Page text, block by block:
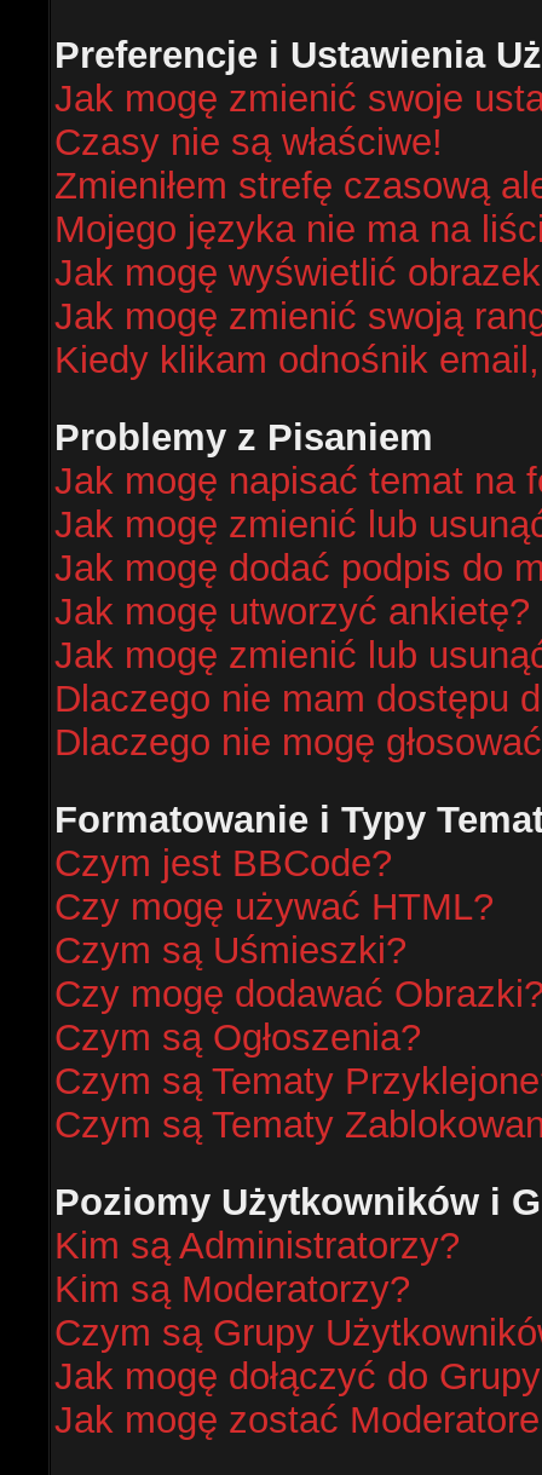
Preferencje i Ustawienia
Jak mogę zmienić swoje
Czasy nie są właściwe!
Zmieniłem strefę czasową
Mojego języka nie ma na
Jak mogę wyświetlić
Jak mogę zmienić swoją
Kiedy klikam odnośnik
Problemy z Pisaniem
Jak mogę napisać temat na
Jak mogę zmienić lub
Jak mogę dodać podpis do
Jak mogę utworzyć ankietę?
Jak mogę zmienić lub
Dlaczego nie mam dostępu
Dlaczego nie mogę
Formatowanie i Typy
Czym jest BBCode?
Czy mogę używać HTML?
Czym są Uśmieszki?
Czy mogę dodawać
Czym są Ogłoszenia?
Czym są Tematy
Czym są Tematy
Poziomy Użytkowników i
Kim są Administratorzy?
Kim są Moderatorzy?
Czym są Grupy
Jak mogę dołączyć do
Jak mogę zostać